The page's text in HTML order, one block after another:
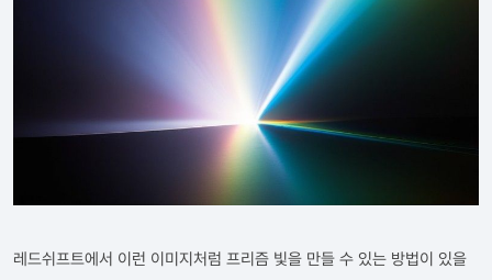
레드쉬프트에서 이런 이미지처럼 프리즘 빛을 만들 수 있는 방법이 있을